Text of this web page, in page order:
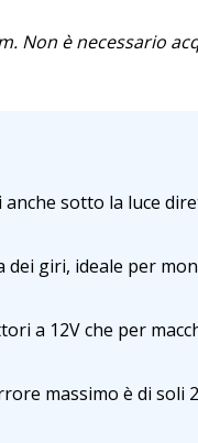
Non è necessario
sotto la luce
giri, ideale per
a 12V che per
massimo è di soli